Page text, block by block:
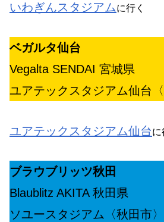
いわぎんスタジアムに行く
ベガルタ仙台
Vegalta SENDAI 宮城県
ユアテックスタジアム仙台〈
ユアテックスタジアム仙台に
ブラウブリッツ秋田
Blaublitz AKITA 秋田県
ソユースタジアム〈秋田市〉